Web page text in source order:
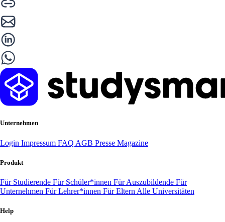
Unternehmen
Login Impressum FAQ AGB Presse Magazine
Produkt
Für Studierende Für Schüler*innen Für Auszubildende Für
Unternehmen Für Lehrer*innen Für Eltern Alle Universitäten
Help